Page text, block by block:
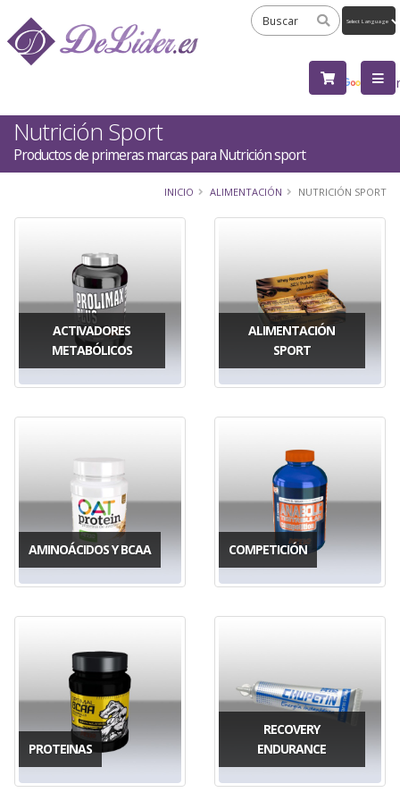
by
Nutrición Sport
Productos de primeras marcas para Nutrición sport
INICIO ALIMENTACIÓN NUTRICIÓN SPORT
ACTIVADORES
METABÓLICOS
ALIMENTACIÓN
SPORT
AMINOÁCIDOS Y BCAA COMPETICIÓN
PROTEINAS
RECOVERY
ENDURANCE